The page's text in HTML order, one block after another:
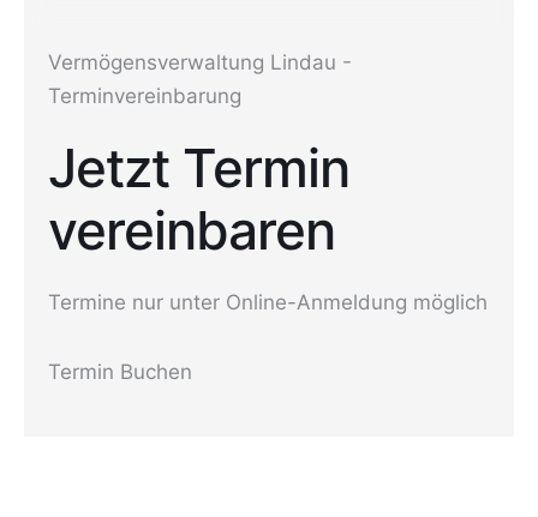
Vermögensverwaltung Lindau -
Terminvereinbarung
Jetzt Termin
vereinbaren
Termine nur unter Online-Anmeldung möglich
Termin Buchen